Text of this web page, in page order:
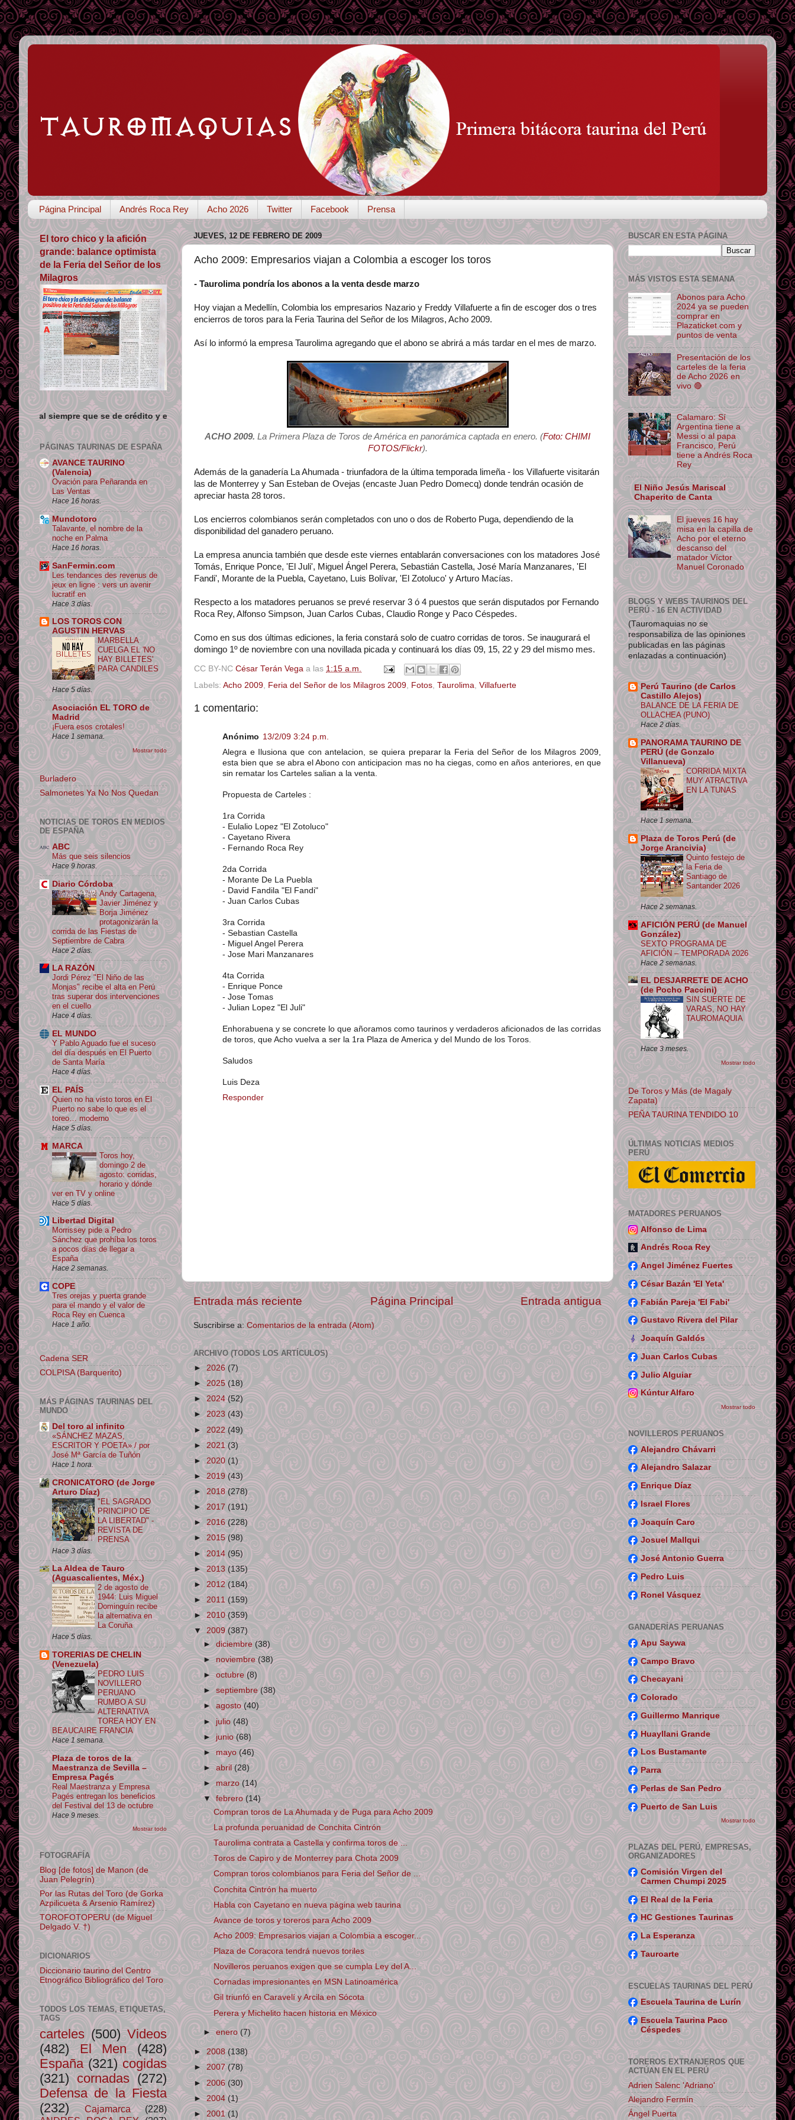
Página Principal Andrés Roca Rey Acho 2026 Twitter Facebook Prensa
JUEVES, 12 DE FEBRERO DE 2009
Acho 2009: Empresarios viajan a Colombia a escoger los toros
- Taurolima pondría los abonos a la venta desde marzo
Hoy viajan a Medellín, Colombia los empresarios Nazario y Freddy Villafuerte a fin de escoger dos o tres
encierros de toros para la Feria Taurina del Señor de los Milagros, Acho 2009.
Así lo informó la empresa Taurolima agregando que el abono se abrirá a más tardar en el mes de marzo.
ACHO 2009. La Primera Plaza de Toros de América en panorámica captada en enero. (Foto: CHIMI
FOTOS/Flickr).
Además de la ganadería La Ahumada - triunfadora de la última temporada limeña - los Villafuerte visitarán
las de Monterrey y San Esteban de Ovejas (encaste Juan Pedro Domecq) donde tendrán ocasión de
apreciar hasta 28 toros.
Los encierros colombianos serán completados con uno o dos de Roberto Puga, dependiendo de la
disponibilidad del ganadero peruano.
La empresa anuncia también que desde este viernes entablarán conversaciones con los matadores José
Tomás, Enrique Ponce, 'El Juli', Miguel Ángel Perera, Sebastián Castella, José María Manzanares, 'El
Fandi', Morante de la Puebla, Cayetano, Luis Bolívar, 'El Zotoluco' y Arturo Macías.
Respecto a los matadores peruanos se prevé reservar 3 ó 4 puestos que serán disputados por Fernando
Roca Rey, Alfonso Simpson, Juan Carlos Cubas, Claudio Ronge y Paco Céspedes.
Como en sus dos últimas ediciones, la feria constará solo de cuatro corridas de toros. Se inaugurará el
domingo 1º de noviembre con una novillada picada y continuará los días 09, 15, 22 y 29 del mismo mes.
CC BY-NC César Terán Vega a las 1:15 a.m.
Labels: Acho 2009 Feria del Señor de los Milagros 2009 Fotos Taurolima Villafuerte
1 comentario:
Anónimo 13/2/09 3:24 p.m.
Alegra e Ilusiona que con antelacion, se quiera preparar la Feria del Señor de los Milagros 2009,
esta bien que se abra el Abono con anticipacion mas no ha ciegas, como en años anteriores, en que
sin rematar los Carteles salian a la venta.
Propuesta de Carteles :
1ra Corrida
- Eulalio Lopez "El Zotoluco"
- Cayetano Rivera
- Fernando Roca Rey
2da Corrida
- Morante De La Puebla
- David Fandila "El Fandi"
- Juan Carlos Cubas
3ra Corrida
- Sebastian Castella
- Miguel Angel Perera
- Jose Mari Manzanares
4ta Corrida
- Enrique Ponce
- Jose Tomas
- Julian Lopez "El Juli"
Enhorabuena y se concrete lo que añoramos como taurinos y verdaderos aficionados de las corridas
de toros, que Acho vuelva a ser la 1ra Plaza de America y del Mundo de los Toros.
Saludos
Luis Deza
Responder
Entrada más reciente Entrada antigua
Página Principal
Suscribirse a:Comentarios de la entrada (Atom)
ARCHIVO (TODOS LOS ARTÍCULOS)
►2026 (7)
►2025(18)
►2024(52)
►2023 (43)
►2022(49)
►2021(3)
► 2020 (1)
►2019(43)
► 2018(278)
►2017 (191)
►2016(228)
► 2015(98)
►2014 (95)
►2013 (135)
► 2012 (184)
► 2011 (159)
►2010(359)
▼2009(387)
►diciembre(38)
►noviembre(38)
►octubre (8)
►septiembre(38)
►agosto(40)
►julio(48)
►junio(68)
►mayo(46)
►abril(28)
►marzo(14)
▼febrero(14)
Compran toros de La Ahumada y de Puga para Acho 2009
La profunda peruanidad de Conchita Cintrón
Taurolima contrata a Castella y confirma toros de ...
Toros de Capiro y de Monterrey para Chota 2009
Compran toros colombianos para Feria del Señor de ...
Conchita Cintrón ha muerto
Habla con Cayetano en nueva página web taurina
Avance de toros y toreros para Acho 2009
Acho 2009: Empresarios viajan a Colombia a escoger...
Plaza de Coracora tendrá nuevos toriles
Novilleros peruanos exigen que se cumpla Ley del A...
Cornadas impresionantes en MSN Latinoamérica
Gil triunfó en Caravelí y Arcila en Sócota
Perera y Michelito hacen historia en México
►enero(7)
►2008(138)
►2007(78)
► 2006 (30)
►2004(1)
► 2001(1)
El toro chico y la afición
grande: balance optimista
de la Feria del Señor de los
Milagros
se de crédito y enlace su origen.
PÁGINAS TAURINAS DE ESPAÑA
AVANCE TAURINO
(Valencia)
Ovación para Peñaranda en
Las Ventas
Hace 16 horas.
Mundotoro
Talavante, el nombre de la
noche en Palma
Hace 16 horas.
SanFermin.com
Les tendances des revenus de
jeux en ligne : vers un avenir
lucratif en
Hace 3 días.
LOS TOROS CON
AGUSTIN HERVAS
MARBELLA
CUELGA EL 'NO
HAY BILLETES'
PARA CANDILES
Hace 5 días.
Asociación EL TORO de
Madrid
¡Fuera esos crotales!
Hace 1 semana.
Mostrar todo
Burladero
Salmonetes Ya No Nos Quedan
NOTICIAS DE TOROS EN MEDIOS
DE ESPAÑA
ABC
Más que seis silencios
Hace 9 horas.
Diario Córdoba
Andy Cartagena,
Javier Jiménez y
Borja Jiménez
protagonizarán la
corrida de las Fiestas de
Septiembre de Cabra
Hace 2 días.
LA RAZÓN
Jordi Pérez "El Niño de las
Monjas" recibe el alta en Perú
tras superar dos intervenciones
en el cuello
Hace 4 días.
EL MUNDO
Y Pablo Aguado fue el suceso
del día después en El Puerto
de Santa María
Hace 4 días.
EL PAÍS
Quien no ha visto toros en El
Puerto no sabe lo que es el
toreo… moderno
Hace 5 días.
MARCA
Toros hoy,
domingo 2 de
agosto: corridas,
horario y dónde
ver en TV y online
Hace 5 días.
Libertad Digital
Morrissey pide a Pedro
Sánchez que prohíba los toros
a pocos días de llegar a
España
Hace 2 semanas.
COPE
Tres orejas y puerta grande
para el mando y el valor de
Roca Rey en Cuenca
Hace 1 año.
Cadena SER
COLPISA (Barquerito)
MÁS PÁGINAS TAURINAS DEL
MUNDO
Del toro al infinito
«SÁNCHEZ MAZAS,
ESCRITOR Y POETA» / por
José Mª García de Tuñón
Hace 1 hora.
CRONICATORO (de Jorge
Arturo Díaz)
"EL SAGRADO
PRINCIPIO DE
LA LIBERTAD" -
REVISTA DE
PRENSA
Hace 3 días.
La Aldea de Tauro
(Aguascalientes, Méx.)
2 de agosto de
1944: Luis Miguel
Dominguín recibe
la alternativa en
La Coruña
Hace 5 días.
TORERIAS DE CHELIN
(Venezuela)
PEDRO LUIS
NOVILLERO
PERUANO
RUMBO A SU
ALTERNATIVA
TOREA HOY EN
BEAUCAIRE FRANCIA
Hace 1 semana.
Plaza de toros de la
Maestranza de Sevilla –
Empresa Pagés
Real Maestranza y Empresa
Pagés entregan los beneficios
del Festival del 13 de octubre
Hace 9 meses.
Mostrar todo
FOTOGRAFÍA
Blog [de fotos] de Manon (de
Juan Pelegrín)
Por las Rutas del Toro (de Gorka
Azpilicueta & Arsenio Ramírez)
TOROFOTOPERU (de Miguel
Delgado V. †)
DICIONARIOS
Diccionario taurino del Centro
Etnográfico Bibliográfico del Toro
TODOS LOS TEMAS, ETIQUETAS,
TAGS
carteles (500) Videos
(482)
El Men
(428)
España (321) cogidas
(321) cornadas (272)
Defensa de la Fiesta
(232)
Cajamarca
(228)
BUSCAR EN ESTA PÁGINA
MÁS VISTOS ESTA SEMANA
Abonos para Acho
2024 ya se pueden
comprar en
Plazaticket.com y
puntos de venta
Presentación de los
carteles de la feria
de Acho 2026 en
vivo 🔴
Calamaro: Sí
Argentina tiene a
Messi o al papa
Francisco, Perú
tiene a Andrés Roca
Rey
El Niño Jesús Mariscal
Chaperito de Canta
El jueves 16 hay
misa en la capilla de
Acho por el eterno
descanso del
matador Víctor
Manuel Coronado
BLOGS Y WEBS TAURINOS DEL
PERÚ - 16 EN ACTIVIDAD
(Tauromaquias no se
responsabiliza de las opiniones
publicadas en las páginas
enlazadas a continuación)
Perú Taurino (de Carlos
Castillo Alejos)
BALANCE DE LA FERIA DE
OLLACHEA (PUNO)
Hace 2 días.
PANORAMA TAURINO DE
PERÚ (de Gonzalo
Villanueva)
CORRIDA MIXTA
MUY ATRACTIVA
EN LA TUNAS
Hace 1 semana.
Plaza de Toros Perú (de
Jorge Arancivia)
Quinto festejo de
la Feria de
Santiago de
Santander 2026
Hace 2 semanas.
AFICIÓN PERÚ (de Manuel
González)
SEXTO PROGRAMA DE
AFICIÓN – TEMPORADA 2026
Hace 2 semanas.
EL DESJARRETE DE ACHO
(de Pocho Paccini)
SIN SUERTE DE
VARAS, NO HAY
TAUROMAQUIA
Hace 3 meses.
Mostrar todo
De Toros y Más (de Magaly
Zapata)
PEÑA TAURINA TENDIDO 10
ÚLTIMAS NOTICIAS MEDIOS
PERÚ
MATADORES PERUANOS
Alfonso de Lima
Andrés Roca Rey
Angel Jiménez Fuertes
César Bazán 'El Yeta'
Fabián Pareja 'El Fabi'
Gustavo Rivera del Pilar
Joaquín Galdós
Juan Carlos Cubas
Julio Alguiar
Kúntur Alfaro
Mostrar todo
NOVILLEROS PERUANOS
Alejandro Chávarri
Alejandro Salazar
Enrique Díaz
Israel Flores
Joaquín Caro
Josuel Mallqui
José Antonio Guerra
Pedro Luis
Ronel Vásquez
GANADERÍAS PERUANAS
Apu Saywa
Campo Bravo
Checayani
Colorado
Guillermo Manrique
Huayllani Grande
Los Bustamante
Parra
Perlas de San Pedro
Puerto de San Luis
Mostrar todo
PLAZAS DEL PERÚ, EMPRESAS,
ORGANIZADORES
Comisión Virgen del
Carmen Chumpi 2025
El Real de la Feria
HC Gestiones Taurinas
La Esperanza
Tauroarte
ESCUELAS TAURINAS DEL PERÚ
Escuela Taurina de Lurín
Escuela Taurina Paco
Céspedes
TOREROS EXTRANJEROS QUE
ACTÚAN EN EL PERÚ
Adrien Salenc 'Adriano'
Alejandro Fermín
Ángel Puerta